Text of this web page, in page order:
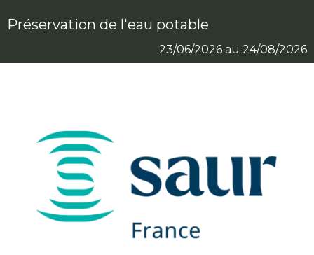
Préservation de l'eau potable
23/06/2026 au 24/08/2026